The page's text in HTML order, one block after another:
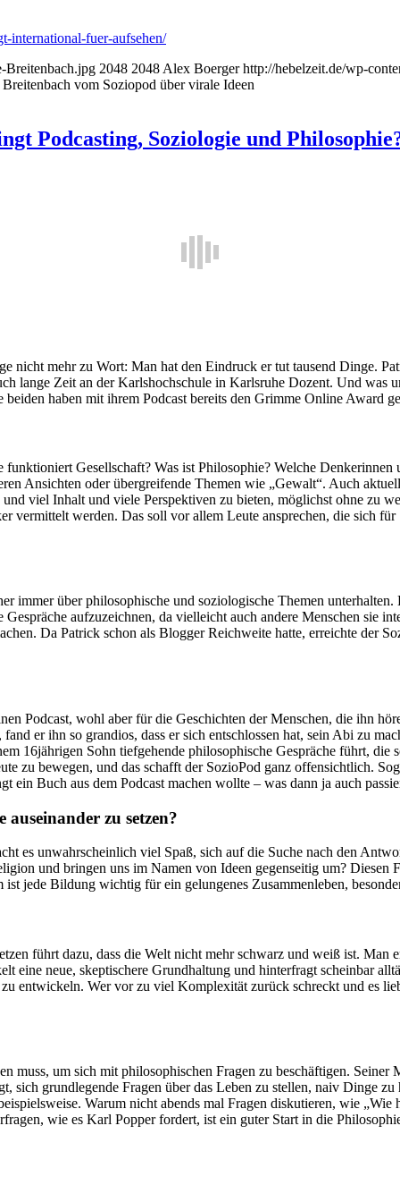
international-fuer-aufsehen/
Breitenbach.jpg 2048 2048 Alex Boerger http://hebelzeit.de/wp-
vom Soziopod über virale Ideen
Podcasting, Soziologie und
nicht mehr zu Wort: Man hat den Eindruck er tut tausend Dinge.
lange Zeit an der Karlshochschule in Karlsruhe Dozent. Und was
haben mit ihrem Podcast bereits den Grimme Online Award
Gesellschaft? Was ist Philosophie? Welche
Ansichten oder übergreifende Themen wie „Gewalt“. Auch
viel Inhalt und viele Perspektiven zu bieten, möglichst ohne zu
vermittelt werden. Das soll vor allem Leute ansprechen, die sich
immer über philosophische und soziologische Themen
aufzuzeichnen, da vielleicht auch andere Menschen sie
Da Patrick schon als Blogger Reichweite hatte, erreichte der
Podcast, wohl aber für die Geschichten der Menschen, die ihn
er ihn so grandios, dass er sich entschlossen hat, sein Abi zu
16jährigen Sohn tiefgehende philosophische Gespräche führt,
zu bewegen, und das schafft der SozioPod ganz offensichtlich.
ein Buch aus dem Podcast machen wollte – was dann ja auch
zu setzen?
es unwahrscheinlich viel Spaß, sich auf die Suche nach den
und bringen uns im Namen von Ideen gegenseitig um?
jede Bildung wichtig für ein gelungenes Zusammenleben,
führt dazu, dass die Welt nicht mehr schwarz und weiß ist.
eine neue, skeptischere Grundhaltung und hinterfragt scheinbar
entwickeln. Wer vor zu viel Komplexität zurück schreckt und es
muss, um sich mit philosophischen Fragen zu beschäftigen.
sich grundlegende Fragen über das Leben zu stellen, naiv Dinge
Warum nicht abends mal Fragen diskutieren, wie „Wie
wie es Karl Popper fordert, ist ein guter Start in die